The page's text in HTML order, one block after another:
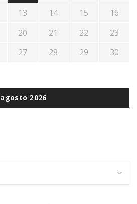
agosto 2026
13 14 15
16
20 21 22
23
27 28 29
30